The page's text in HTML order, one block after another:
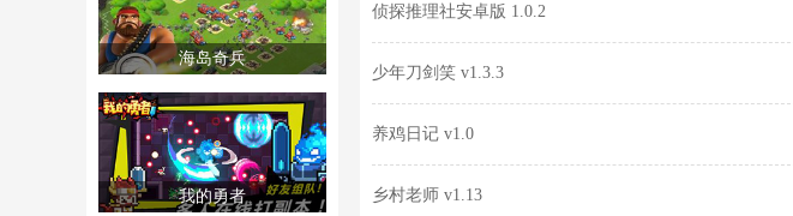
海岛奇兵
我的勇者
侦探推理社安卓版 1.0.2
少年刀剑笑 v1.3.3
养鸡日记 v1.0
乡村老师 v1.13